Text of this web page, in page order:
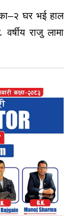
घर भई हाल
राजु लामा